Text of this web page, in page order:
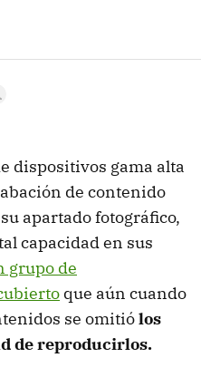
dispositivos gama alta
de contenido
apartado fotográfico,
capacidad en sus
grupo de
que aún cuando
se omitiólos
de reproducirlos.